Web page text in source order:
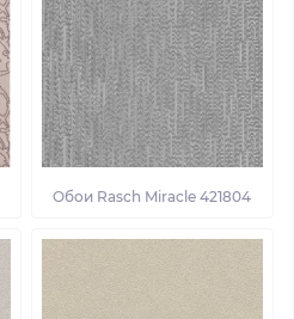
Обои Rasch Miracle 421804